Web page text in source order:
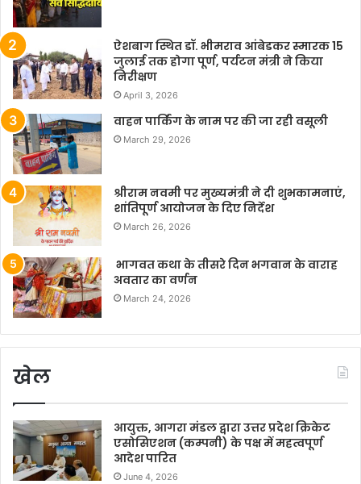
ऐशबाग स्थित डॉ. भीमराव आंबेडकर स्मारक 15
जुलाई तक होगा पूर्ण, पर्यटन मंत्री ने किया
निरीक्षण
April 3, 2026
वाहन पार्किंग के नाम पर की जा रही वसूली
March 29, 2026
श्रीराम नवमी पर मुख्यमंत्री ने दी शुभकामनाएं,
शांतिपूर्ण आयोजन के दिए निर्देश
March 26, 2026
भागवत कथा के तीसरे दिन भगवान के वाराह
अवतार का वर्णन
March 24, 2026
खेल
आयुक्त, आगरा मंडल द्वारा उत्तर प्रदेश क्रिकेट
एसोसिएशन (कम्पनी) के पक्ष में महत्वपूर्ण
आदेश पारित
June 4, 2026